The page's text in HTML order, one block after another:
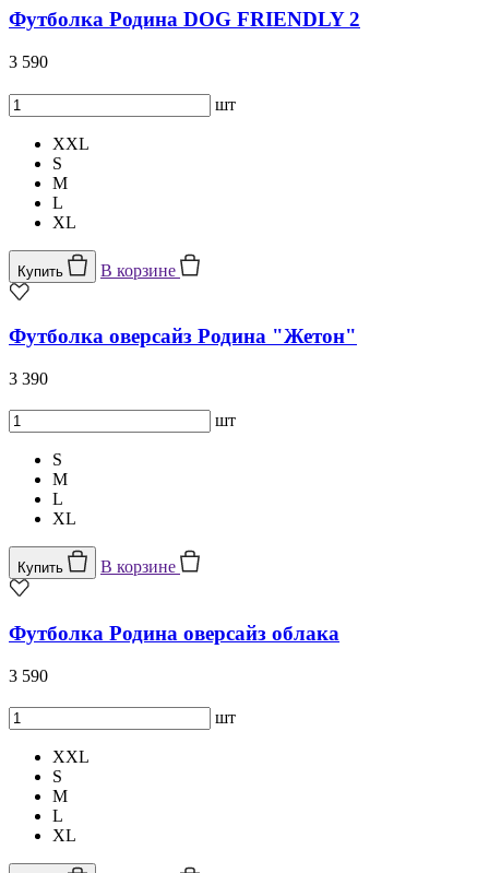
Футболка Родина DOG FRIENDLY 2
3 590
шт
XXL
S
M
L
XL
Купить В корзине
Футболка оверсайз Родина "Жетон"
3 390
шт
S
M
L
XL
Купить В корзине
Футболка Родина оверсайз облака
3 590
шт
XXL
S
M
L
XL